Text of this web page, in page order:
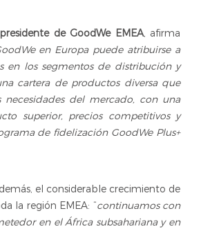
de GoodWe EMEA, afirma
en Europa puede atribuirse a
en los segmentos de distribución y
cartera de productos diversa que
necesidades del mercado, con una
superior, precios competitivos y
de fidelización GoodWe Plus+
el considerable crecimiento de
la región EMEA: “continuamos con
en el África subsahariana y en